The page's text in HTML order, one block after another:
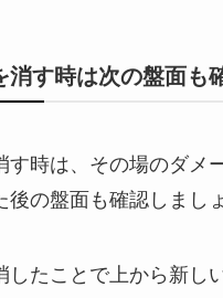
消す時は次の盤面も
す時は、その場のダメ
後の盤面も確認しまし
したことで上から新し